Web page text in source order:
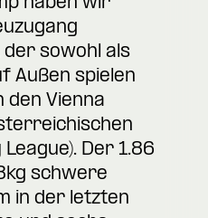
sowohl als
Außen spielen
den Vienna
Der 1.86
schwere
in der letzten